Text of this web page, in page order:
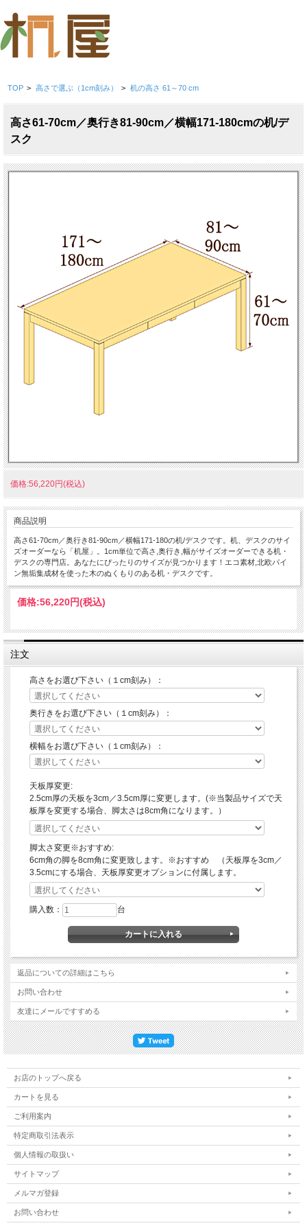
TOP > 高さで選ぶ（1cm刻み） > 机の高さ 61～70 cm
高さ61-70cm／奥行き81-90cm／横幅171-180cmの机/デ
スク
価格:56,220円(税込)
商品説明
高さ61-70cm／奥行き81-90cm／横幅171-180の机/デスクです。机、デスクのサイ
ズオーダーなら「机屋」。1cm単位で高さ,奥行き,幅がサイズオーダーできる机・
デスクの専門店。あなたにぴったりのサイズが見つかります！エコ素材,北欧パイ
ン無垢集成材を使った木のぬくもりのある机・デスクです。
価格:56,220円(税込)
注文
高さをお選び下さい（１cm刻み）：
奥行きをお選び下さい（１cm刻み）：
横幅をお選び下さい（１cm刻み）：
天板厚変更:
2.5cm厚の天板を3cm／3.5cm厚に変更します。(※当製品サイズで天
板厚を変更する場合、脚太さは8cm角になります。）
脚太さ変更※おすすめ:
6cm角の脚を8cm角に変更致します。※おすすめ （天板厚を3cm／
3.5cmにする場合、天板厚変更オプションに付属します。
購入数： 台
返品についての詳細はこちら
お問い合わせ
友達にメールですすめる
お店のトップへ戻る
カートを見る
ご利用案内
特定商取引法表示
個人情報の取扱い
サイトマップ
メルマガ登録
お問い合わせ